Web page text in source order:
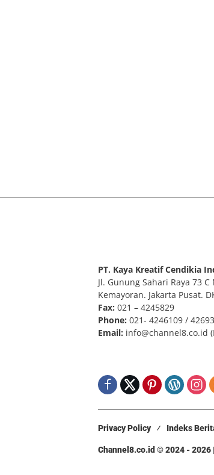
PT. Kaya Kreatif Cendikia
Jl. Gunung Sahari Raya 73
Kemayoran. Jakarta Pusat.
Fax: 021 – 4245829
Phone: 021- 4246109 /
Email: info@channel8.co.id
Privacy Policy Indeks
Channel8.co.id © 2024 - 2026